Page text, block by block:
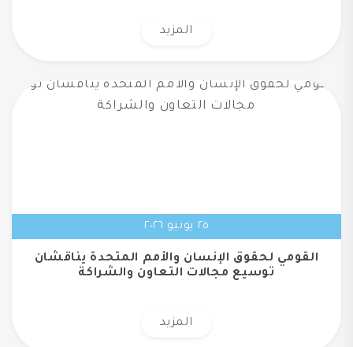
المزيد
٢٥ يونيو ٢٠٢٦
القومي لحقوق الإنسان والأمم المتحدة يناقشان
توسيع مجالات التعاون والشراكة
المزيد